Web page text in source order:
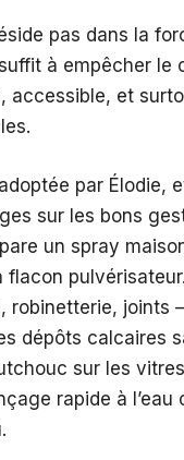
pas dans la
à empêcher le
accessible, et
par Élodie,
sur les bons
un spray
flacon
robinetterie, joints
dépôts calcaires
sur les
rapide à